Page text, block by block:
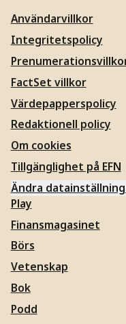
Användarvillkor
Integritetspolicy
FactSet villkor
Värdepapperspolicy
Redaktionell policy
Om cookies
Tillgänglighet på EFN
Ändra
Play
Finansmagasinet
Börs
Vetenskap
Bok
Podd